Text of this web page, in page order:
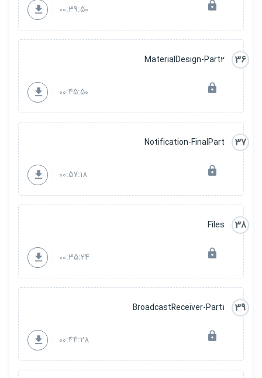
00:39:50
36
MaterialDesign-Part2
00:45:50
37
Notification-FinalPart
00:57:18
38
Files
00:35:24
39
BroadcastReceiver-Part1
00:44:28